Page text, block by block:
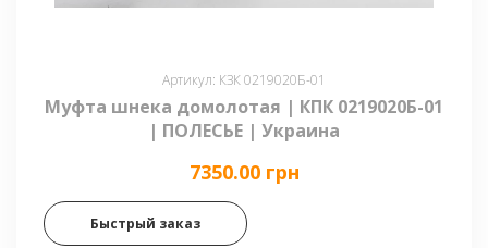
Артикул: КЗК 0219020Б-01
Муфта шнека домолотая | КПК 0219020Б-01
| ПОЛЕСЬЕ | Украина
7350.00 грн
Быстрый заказ